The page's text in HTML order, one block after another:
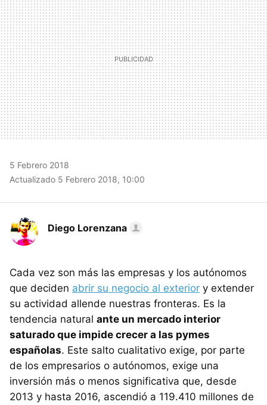
5 Febrero 2018
Actualizado 5 Febrero 2018, 10:00
Diego Lorenzana
Cada vez son más las empresas y los autónomos
que deciden abrir su negocio al exterior y extender
su actividad allende nuestras fronteras. Es la
tendencia natural ante un mercado interior
saturado que impide crecer a las pymes
españolas. Este salto cualitativo exige, por parte
de los empresarios o autónomos, exige una
inversión más o menos significativa que, desde
2013 y hasta 2016, ascendió a 119.410 millones de